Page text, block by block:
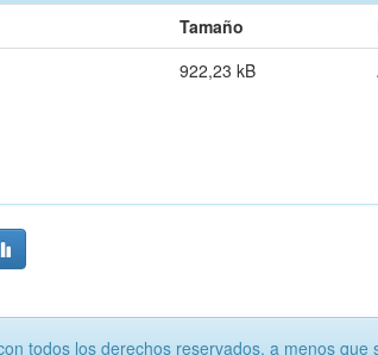
Tamaño
922,23 kB
todos los derechos reservados, a menos que